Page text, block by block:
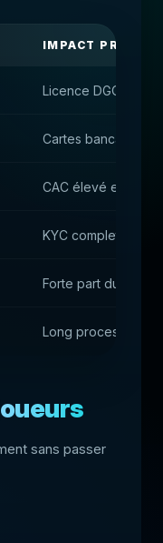
IMPACT
Licence DGOJ et
Cartes bancaires et
CAC élevé en
KYC complet
Forte part du trafic
Long processus
sans passer